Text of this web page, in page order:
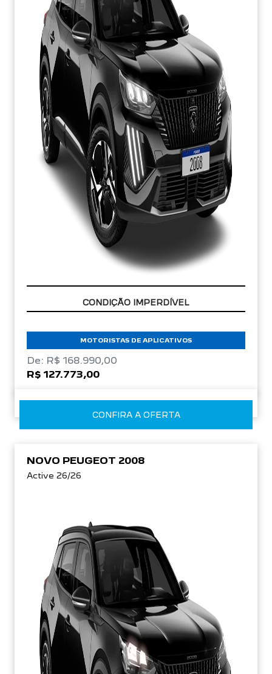
APROVEITE!
MOTORISTAS DE APLICATIVOS
De: R$ 168.990,00
R$ 127.773,00
CONFIRA A OFERTA
NOVO PEUGEOT 2008
Active 26/26